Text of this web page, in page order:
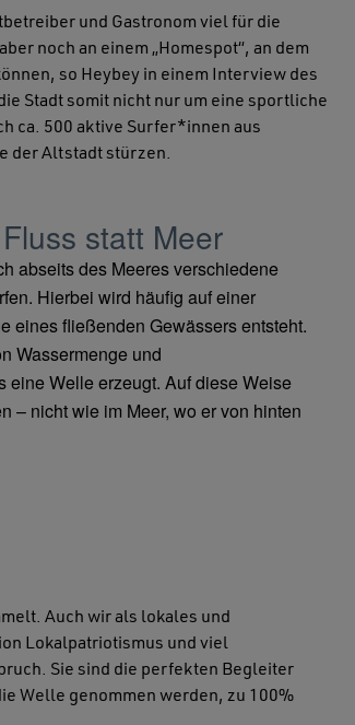
und Gastronom viel für die
noch an einem „Homespot“, an dem
so Heybey in einem Interview des
Stadt somit nicht nur um eine sportliche
ca. 500 aktive Surfer*innen aus
der Altstadt stürzen.
statt Meer
abseits des Meeres verschiedene
Hierbei wird häufig auf einer
eines fließenden Gewässers entsteht.
Wassermenge und
eine Welle erzeugt. Auf diese Weise
– nicht wie im Meer, wo er von hinten
Auch wir als lokales und
Lokalpatriotismus und viel
Sie sind die perfekten Begleiter
Welle genommen werden, zu 100%